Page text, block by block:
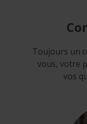
Toujours un
vous, votre
vos